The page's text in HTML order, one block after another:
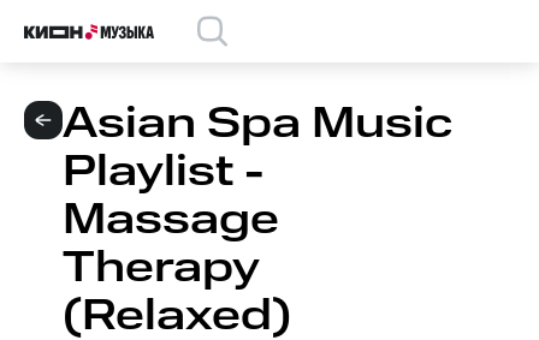
Asian Spa Music
Playlist -
Massage
Therapy
(Relaxed)